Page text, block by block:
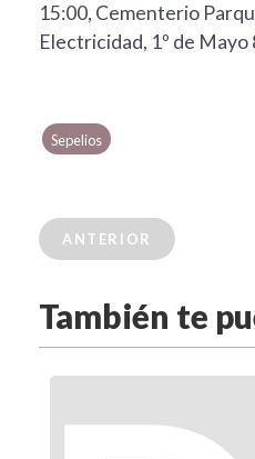
15:00, Cementerio
Electricidad, 1º de
Sepelios
ANTERIOR
También te